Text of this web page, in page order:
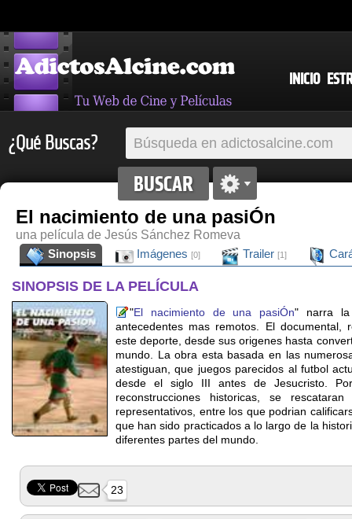
INICIO
¿Qué Buscas?
El nacimiento de una pasiÓn
una película de Jesús Sánchez Romeva
Sinopsis
Imágenes [0] Trailer [1]
SINOPSIS DE LA PELÍCULA
"El nacimiento de una pasiÓn" narra la
antecedentes mas remotos. El documental,
este deporte, desde sus origenes hasta
mundo. La obra esta basada en las
atestiguan, que juegos parecidos al futbol
desde el siglo III antes de Jesucristo.
reconstrucciones historicas, se
representativos, entre los que podrian
que han sido practicados a lo largo de la
diferentes partes del mundo.
23